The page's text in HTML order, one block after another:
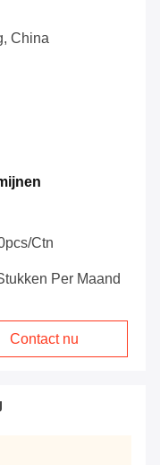
China
ctn
Per Maand
Contact nu